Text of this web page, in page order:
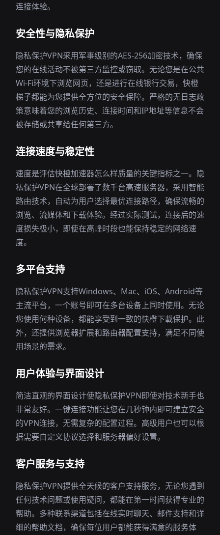
连接体验。
安全性与隐私保护
隐私保护VPN采用军事级别的AES-256加密技术，确保
您的在线活动不被第三方监控或窃取。无论您是在公共
Wi-Fi环境下浏览网页，还是进行在线银行交易，快橙
梯子都能为您提供全方位的安全保障。严格的无日志政
策意味着您的浏览历史、连接时间和IP地址等信息不会
被存储或共享给任何第三方。
连接速度与稳定性
速度是评估快橙加速器怎么样质量的关键指标之一。隐
私保护VPN在全球部署了数千台高速服务器，采用智能
路由技术，自动为用户选择最优连接路径，确保流畅的
浏览、流媒体和下载体验。经过实际测试，连接后的速
度损失极小，即使在高峰时段也能保持稳定的网络速
度。
多平台支持
隐私保护VPN支持Windows、Mac、iOS、Android等
主流平台，一个账号即可在多台设备上同时使用。无论
您使用何种设备，都能享受到一致的快橙下載保护。此
外，还提供浏览器扩展和路由器配置支持，满足不同使
用场景的需求。
用户体验与界面设计
简洁直观的界面设计使隐私保护VPN即使对技术新手也
非常友好。一键连接功能让您在几秒钟内即可建立安全
的VPN连接，无需复杂的配置过程。高级用户也可以根
据需要自定义协议选择和服务器偏好设置。
客户服务与支持
隐私保护VPN提供全天候的客户支持服务，无论您遇到
任何技术问题或使用疑问，都能在第一时间获得专业的
帮助。多种联系渠道包括在线实时聊天、邮件支持和详
细的帮助文档，确保每位用户都能获得满意的服务体